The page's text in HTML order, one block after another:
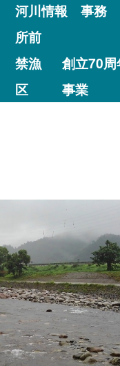
河川情報 事務
所前
禁漁
区
創立70
事業